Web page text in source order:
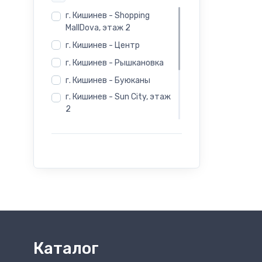
30
31
г. Кишинев - Shopping
MallDova, этаж 2
г. Кишинев - Центр
г. Кишинев - Рышкановка
г. Кишинев - Буюканы
г. Кишинев - Sun City, этаж
2
Evimall, Н. Йорга 5
Каталог